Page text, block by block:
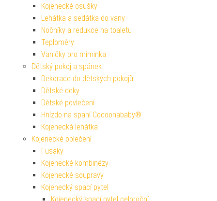
Kojenecké osušky
Lehátka a sedátka do vany
Nočníky a redukce na toaletu
Teploměry
Vaničky pro miminka
Dětský pokoj a spánek
Dekorace do dětských pokojů
Dětské deky
Dětské povlečení
Hnízdo na spaní Cocoonababy®
Kojenecká lehátka
Kojenecké oblečení
Fusaky
Kojenecké kombinézy
Kojenecké soupravy
Kojenecký spací pytel